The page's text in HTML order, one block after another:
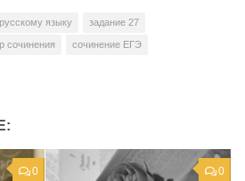
языку задание 27
сочинения сочинение ЕГЭ
0 0